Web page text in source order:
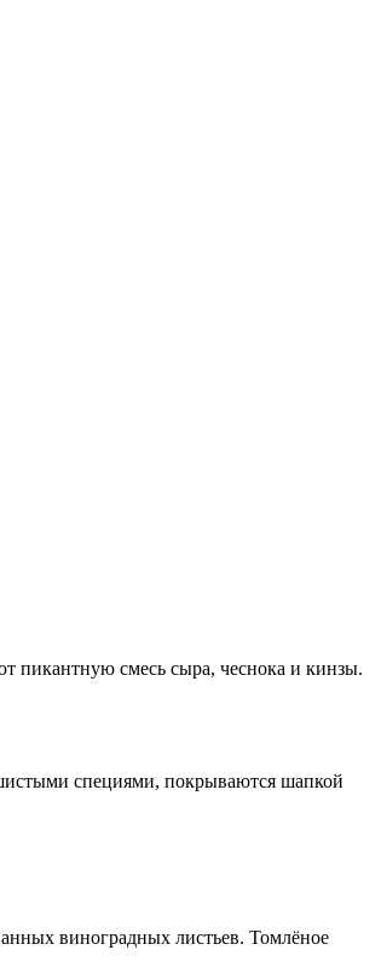
пикантную смесь сыра, чеснока и кинзы.
специями, покрываются шапкой
виноградных листьев. Томлёное